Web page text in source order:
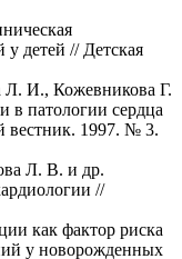
у детей // Детская
И., Кожевникова Г.
патологии сердца
вестник. 1997. № 3.
Л. В. и др.
//
как фактор риска
у новорожденных